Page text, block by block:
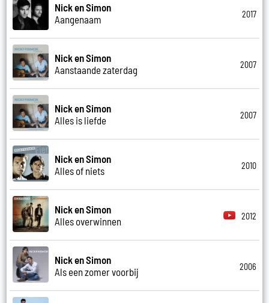
Nick en Simon
Aangenaam
2017
Nick en Simon
Aanstaande zaterdag
2007
Nick en Simon
Alles is liefde
2007
Nick en Simon
Alles of niets
2010
Nick en Simon
Alles overwinnen
2012
Nick en Simon
Als een zomer voorbij
2006